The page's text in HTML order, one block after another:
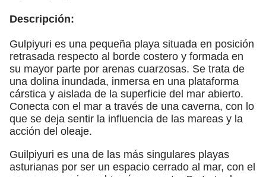
Descripción:
Gulpiyuri es una pequeña playa situada en posición
retrasada respecto al borde costero y formada en
su mayor parte por arenas cuarzosas. Se trata de
una dolina inundada, inmersa en una plataforma
cárstica y aislada de la superficie del mar abierto.
Conecta con el mar a través de una caverna, con lo
que se deja sentir la influencia de las mareas y la
acción del oleaje.
Guilpiyuri es una de las más singulares playas
asturianas por ser un espacio cerrado al mar, con el